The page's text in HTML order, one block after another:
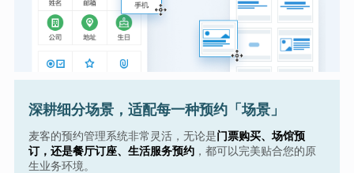
深耕细分场景，适配每一种预约「场景」
麦客的预约管理系统非常灵活，无论是门票购买、场馆预
订，还是餐厅订座、生活服务预约，都可以完美贴合您的原
生业务环境。